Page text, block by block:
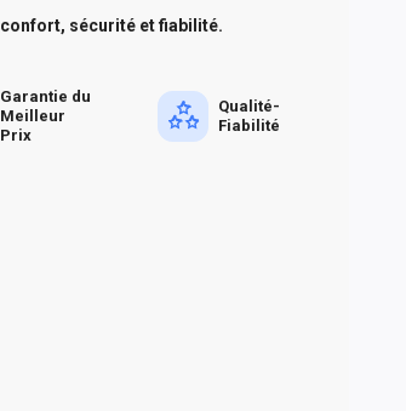
confort, sécurité et fiabilité.
Garantie du
Meilleur
Prix
Qualité-
Fiabilité